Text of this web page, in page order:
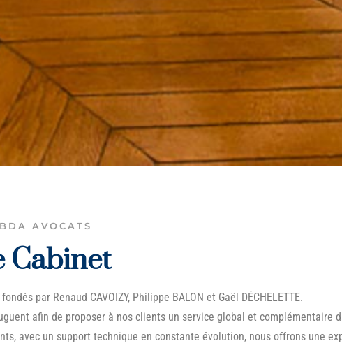
AVOCATS
Cabinet
par Renaud CAVOIZY, Philippe BALON et Gaël DÉCHELETTE.
afin de proposer à nos clients un service global et complémentaire
avec un support technique en constante évolution, nous offrons une